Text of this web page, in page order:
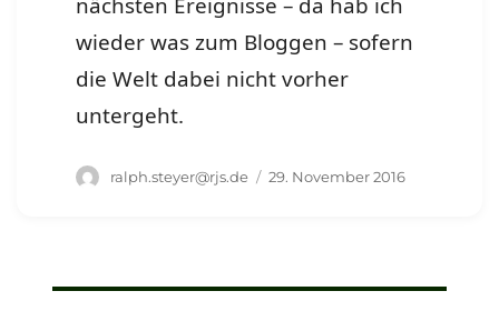
wieder was zum Bloggen – sofern
die Welt dabei nicht vorher
untergeht.
Autor
ralph.steyer@rjs.de
Veröffentlicht
29. November 2016